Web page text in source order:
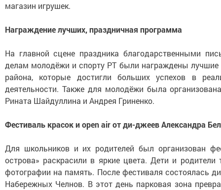
магазин игрушек.
Награждение лучших, праздничная программа
На главной сцене праздника благодарственными
делам молодёжи и спорту РТ были награждены лучшие
района, которые достигли больших успехов в
деятельности. Также для молодёжи была
Рината Шайдуллина и Андрея Гриненко.
Фестиваль красок и open air от ди-джеев Александра
Для школьников и их родителей был организован
острова» раскрасили в яркие цвета. Дети и
фотографии на память. После фестиваля состоялась
Набережных Челнов. В этот день парковая зона